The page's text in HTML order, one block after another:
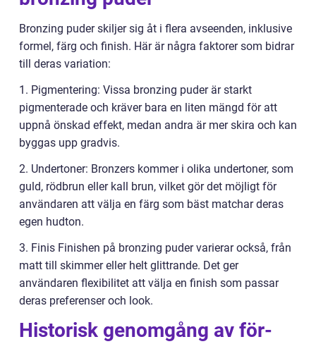
Bronzing puder skiljer sig åt i flera avseenden, inklusive
formel, färg och finish. Här är några faktorer som bidrar
till deras variation:
1. Pigmentering: Vissa bronzing puder är starkt
pigmenterade och kräver bara en liten mängd för att
uppnå önskad effekt, medan andra är mer skira och kan
byggas upp gradvis.
2. Undertoner: Bronzers kommer i olika undertoner, som
guld, rödbrun eller kall brun, vilket gör det möjligt för
användaren att välja en färg som bäst matchar deras
egen hudton.
3. Finis Finishen på bronzing puder varierar också, från
matt till skimmer eller helt glittrande. Det ger
användaren flexibilitet att välja en finish som passar
deras preferenser och look.
Historisk genomgång av för-